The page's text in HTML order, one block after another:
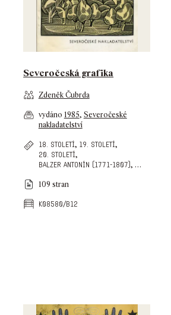
Severočeská grafika
Zdeněk Čubrda
vydáno 1985, Severočeské
nakladatelství
18. století, 19. století,
20. století,
balzer antonín (1771-1807) , …
109 stran
k08580/b12